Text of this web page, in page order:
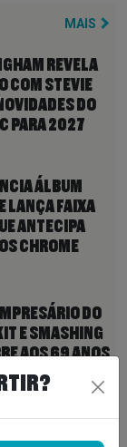
MAIS
REVELA
COM STEVIE
DO
PARA 2027
ÁLBUM
LANÇA FAIXA
ANTECIPA
CHROME
DO
E SMASHING
AOS 69 ANOS